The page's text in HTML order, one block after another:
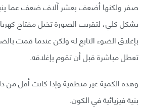
صفر ولكنها أضعف بعشر آلاف ضعف عما
بشكل كلي، لتقريب الصورة تخيل مفتاح
بإغلاق الضوء التابع له ولكن عندما قمت
تعطل مباشرة قبل أن تقوم بإغلاقه.
وهذه الكمية غير منطقية وإذا كانت أقل من
بنية فيزيائية في الكون.